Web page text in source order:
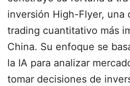
inversión High-Flyer, una
trading cuantitativo más
China. Su enfoque se
la IA para analizar
tomar decisiones de